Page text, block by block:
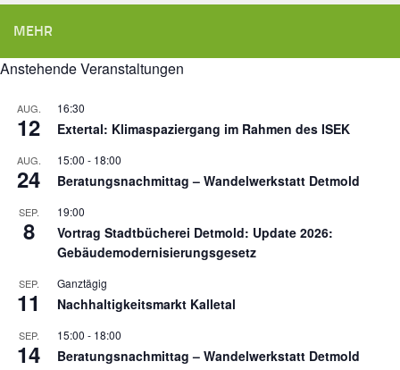
MEHR
Anstehende Veranstaltungen
AUG.
12
16:30
Extertal: Klimaspaziergang im Rahmen des ISEK
AUG.
24
15:00 - 18:00
Beratungsnachmittag – Wandelwerkstatt Detmold
SEP.
8
19:00
Vortrag Stadtbücherei Detmold: Update 2026:
Gebäudemodernisierungsgesetz
SEP.
11
Ganztägig
Nachhaltigkeitsmarkt Kalletal
SEP.
14
15:00 - 18:00
Beratungsnachmittag – Wandelwerkstatt Detmold